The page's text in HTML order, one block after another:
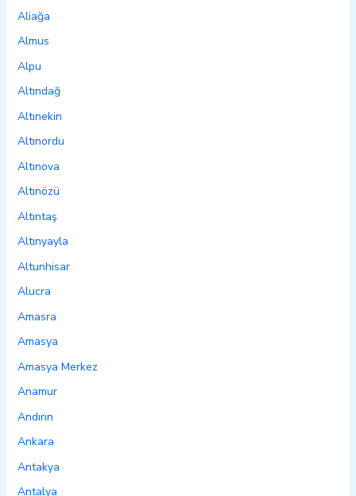
Aliağa
Almus
Alpu
Altındağ
Altınekin
Altınordu
Altınova
Altınözü
Altıntaş
Altınyayla
Altunhisar
Alucra
Amasra
Amasya
Amasya Merkez
Anamur
Andırın
Ankara
Antakya
Antalya